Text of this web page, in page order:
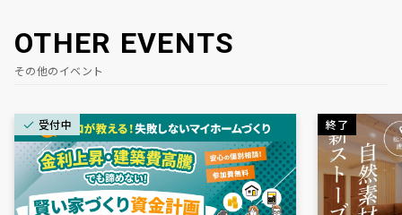
OTHER EVENTS
その他のイベント
受付中 終了